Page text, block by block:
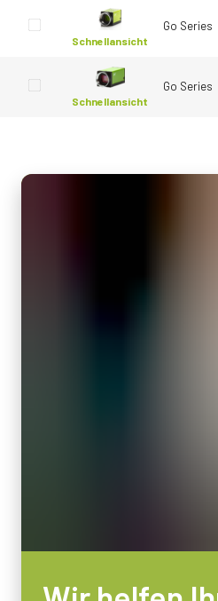
Schnellansicht
Go Series
Schnellansicht
Go Series